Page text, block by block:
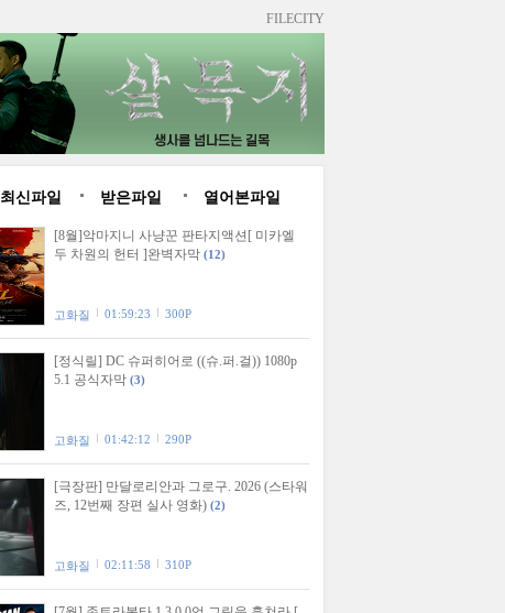
FILECITY
최신파일 받은파일 열어본파일
[8월]악마지니 사냥꾼 판타지액션[ 미카엘
두 차원의 헌터 ]완벽자막 (12)
고화질 01:59:23 300P
[정식릴] DC 슈퍼히어로 ((슈.퍼.걸)) 1080p
5.1 공식자막 (3)
고화질 01:42:12 290P
[극장판] 만달로리안과 그로구. 2026 (스타워
즈, 12번째 장편 실사 영화) (2)
고화질 02:11:58 310P